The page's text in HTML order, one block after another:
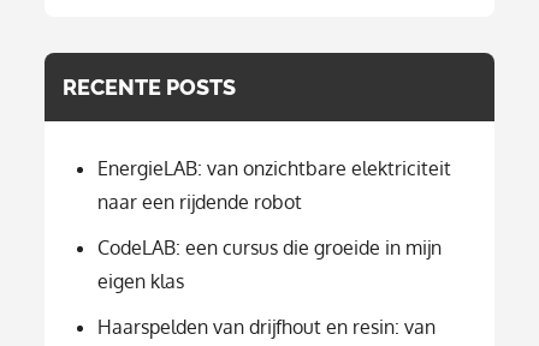
RECENTE POSTS
EnergieLAB: van onzichtbare elektriciteit
naar een rijdende robot
CodeLAB: een cursus die groeide in mijn
eigen klas
Haarspelden van drijfhout en resin: van